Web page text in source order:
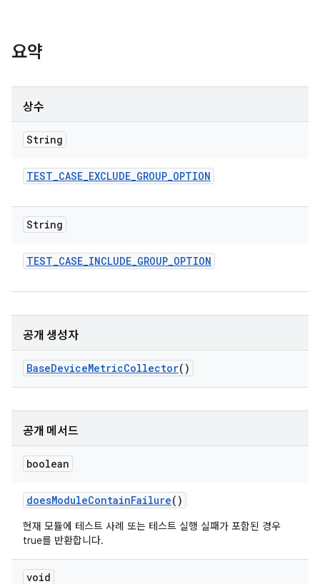
요약
상수
String
TEST_CASE_EXCLUDE_GROUP_OPTION
String
TEST_CASE_INCLUDE_GROUP_OPTION
공개 생성자
BaseDeviceMetricCollector()
공개 메서드
boolean
doesModuleContainFailure()
현재 모듈에 테스트 사례 또는 테스트 실행 실패가 포함된 경우
true를 반환합니다.
void